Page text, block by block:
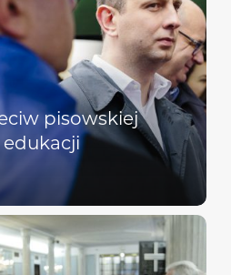
pisowskiej